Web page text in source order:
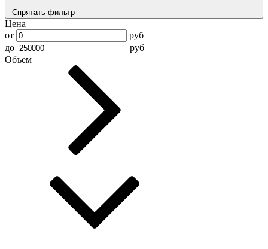
Спрятать фильтр
Цена
от
руб
до
руб
Объем